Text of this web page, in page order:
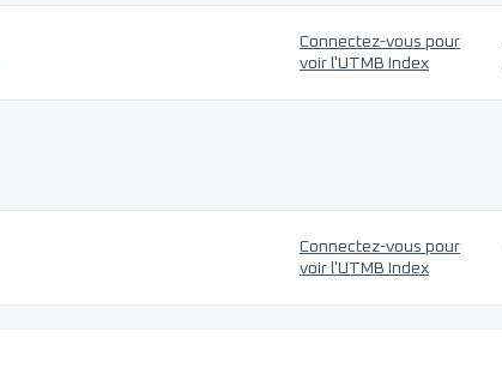
Connectez-vous pour
voir l'UTMB Index
Connectez-vous pour
voir l'UTMB Index